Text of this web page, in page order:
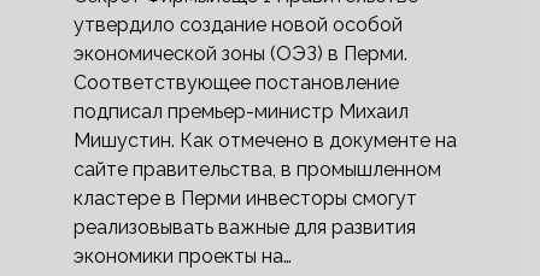
утвердило создание новой особой
экономической зоны (ОЭЗ) в Перми.
Соответствующее постановление
подписал премьер-министр Михаил
Мишустин. Как отмечено в документе на
сайте правительства, в промышленном
кластере в Перми инвесторы смогут
реализовывать важные для развития
экономики проекты на…